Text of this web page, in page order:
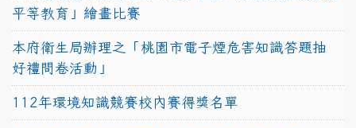
平等教育」繪畫比賽
本府衛生局辦理之「桃園市電子煙危害知識答題抽
好禮問卷活動」
112年環境知識競賽校內賽得獎名單